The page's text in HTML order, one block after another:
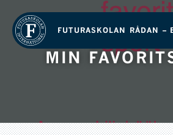
FUTURASKOLAN RÅDAN –
MIN